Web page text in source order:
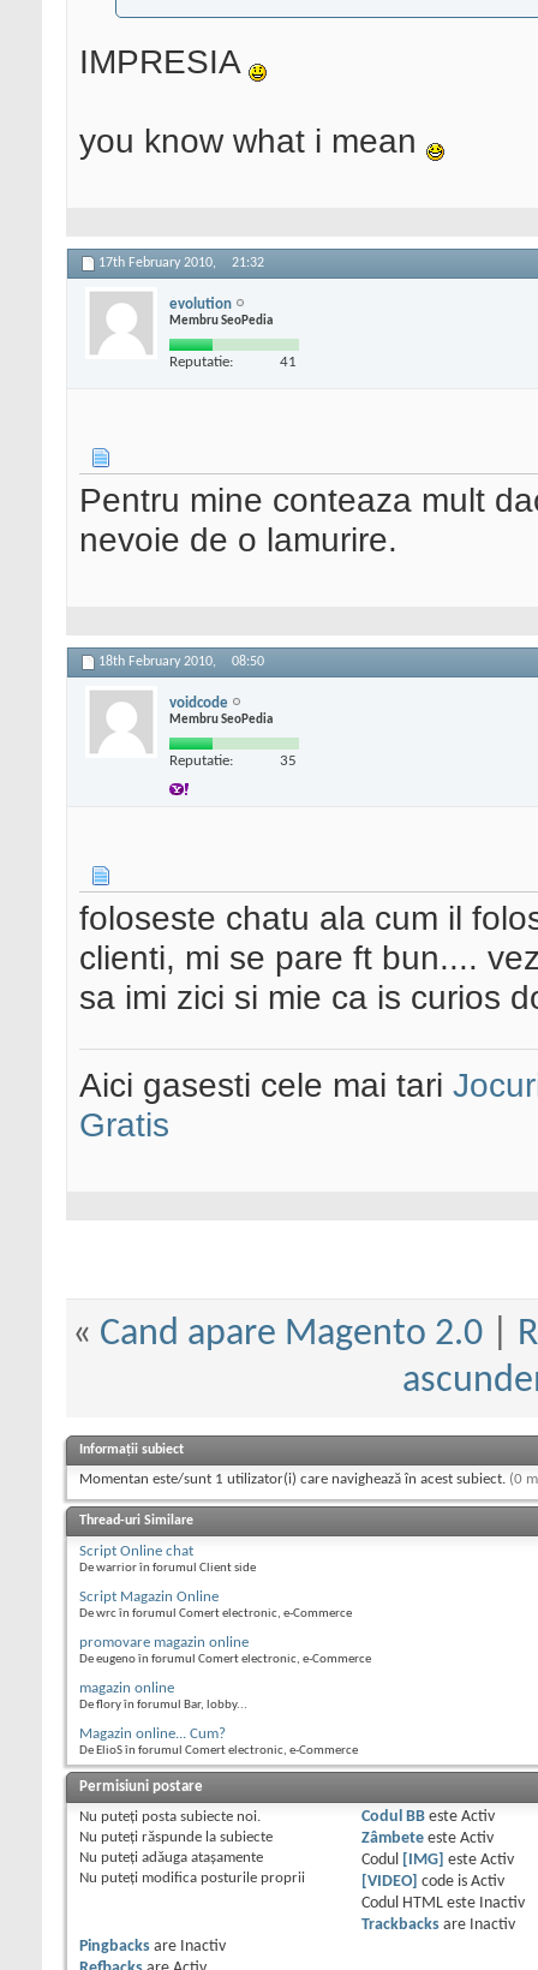
IMPRESIA
you know what i mean
17th February 2010, 21:32
evolution
Membru SeoPedia
Reputatie: 41
Pentru mine conteaza mult
nevoie de o lamurire.
18th February 2010, 08:50
voidcode
Membru SeoPedia
Reputatie: 35
foloseste chatu ala cum il
clienti, mi se pare ft bun....
sa imi zici si mie ca is curios
Aici gasesti cele mai tari
Gratis
« Cand apare Magento 2.0|
Informații subiect
Momentan este/sunt 1 utilizator(i) care navighează în acest subiect. (0
Thread-uri Similare
Script Online chat
De warrior în forumul Client side
Script Magazin Online
De wrc în forumul Comert electronic, e-Commerce
promovare magazin online
De eugeno în forumul Comert electronic, e-Commerce
magazin online
De flory în forumul Bar, lobby...
Magazin online... Cum?
De ElioS în forumul Comert electronic, e-Commerce
Permisiuni postare
Nu puteţi posta subiecte noi.
Nu puteţi răspunde la subiecte
Nu puteţi adăuga ataşamente
Nu puteţi modifica posturile proprii
Codul BBeste Activ
Zâmbeteeste Activ
Codul
[IMG] este Activ
[VIDEO] code is Activ
Codul HTML este
Inactiv
Trackbacksare
Inactiv
Pingbacks are
Inactiv